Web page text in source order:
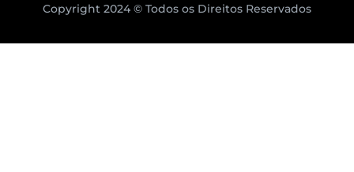
Copyright 2024 © Todos os Direitos Reservados